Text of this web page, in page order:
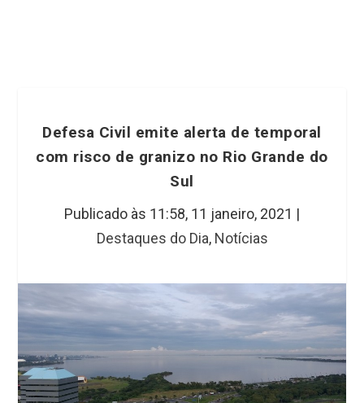
Defesa Civil emite alerta de temporal
com risco de granizo no Rio Grande do
Sul
Publicado às 11:58, 11 janeiro, 2021 |
Destaques do Dia, Notícias